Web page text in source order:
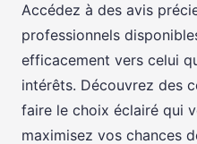
Accédez à des avis
professionnels
efficacement vers celui
intérêts. Découvrez des
faire le choix éclairé qui
maximisez vos chances